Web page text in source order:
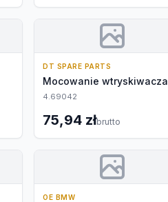
DT SPARE PARTS
Mocowanie wtryskiwacza
4.69042
75,94 złbrutto
OE BMW